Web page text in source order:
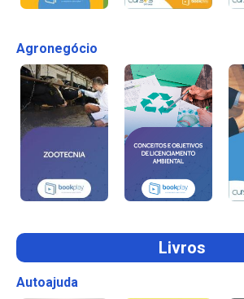
Agronegócio
Livros
Autoajuda